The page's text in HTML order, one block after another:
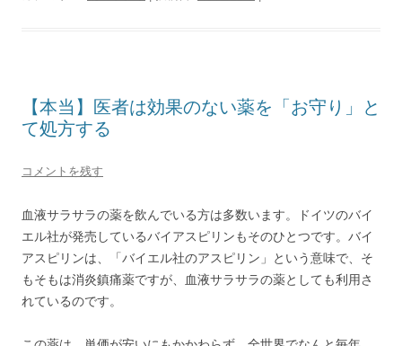
【本当】医者は効果のない薬を「お守り」と
て処方する
コメントを残す
血液サラサラの薬を飲んでいる方は多数います。ドイツのバイ
エル社が発売しているバイアスピリンもそのひとつです。バイ
アスピリンは、「バイエル社のアスピリン」という意味で、そ
もそもは消炎鎮痛薬ですが、血液サラサラの薬としても利用さ
れているのです。